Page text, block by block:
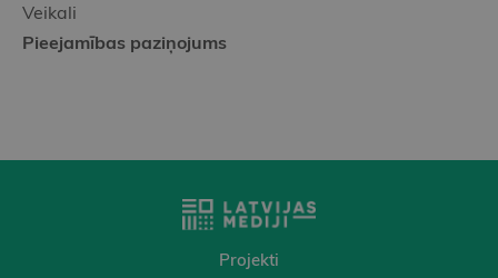
Veikali
Pieejamības paziņojums
Projekti